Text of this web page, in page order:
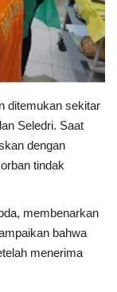
ditemukan sekitar
Seledri. Saat
dengan
tindak
membenarkan
bahwa
menerima